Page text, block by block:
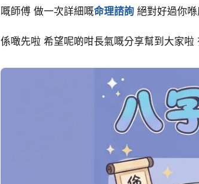
嘅師傅 做一次詳細嘅命理諮詢 絕對好過你
係噉先啦 希望呢啲咁長氣嘅分享幫到大家啦